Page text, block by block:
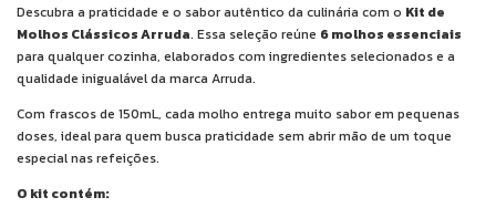
Descubra a praticidade e o sabor autêntico da culinária com o Kit de
Molhos Clássicos Arruda. Essa seleção reúne 6 molhos essenciais
para qualquer cozinha, elaborados com ingredientes selecionados e a
qualidade inigualável da marca Arruda.
Com frascos de 150mL, cada molho entrega muito sabor em pequenas
doses, ideal para quem busca praticidade sem abrir mão de um toque
especial nas refeições.
O kit contém: